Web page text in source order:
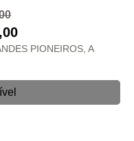
PIONEIROS, A